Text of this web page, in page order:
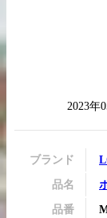
2023年
ブランド
品名
品番